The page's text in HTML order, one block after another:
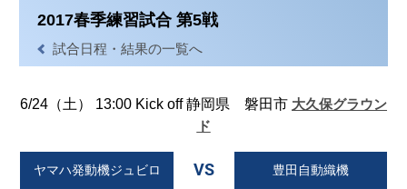
2017春季練習試合 第5戦
試合日程・結果の一覧へ
6/24（土） 13:00 Kick off 静岡県 磐田市 大久保グラウン
ド
ヤマハ発動機ジュビロ VS 豊田自動織機